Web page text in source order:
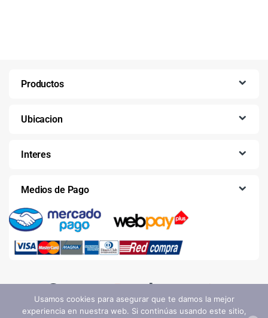
Productos
Ubicacion
Interes
Medios de Pago
Usamos cookies para asegurar que te damos la mejor
experiencia en nuestra web. Si continúas usando este sitio,